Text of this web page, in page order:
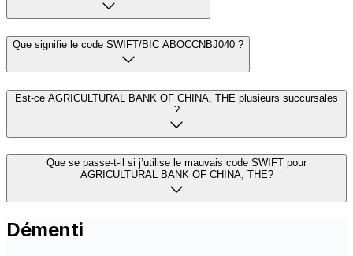
Que signifie le code SWIFT/BIC ABOCCNBJ040 ?
Est-ce AGRICULTURAL BANK OF CHINA, THE plusieurs succursales
?
Que se passe-t-il si j’utilise le mauvais code SWIFT pour
AGRICULTURAL BANK OF CHINA, THE?
Démenti